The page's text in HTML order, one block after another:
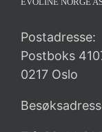
Postadresse:
Postboks
0217 Oslo